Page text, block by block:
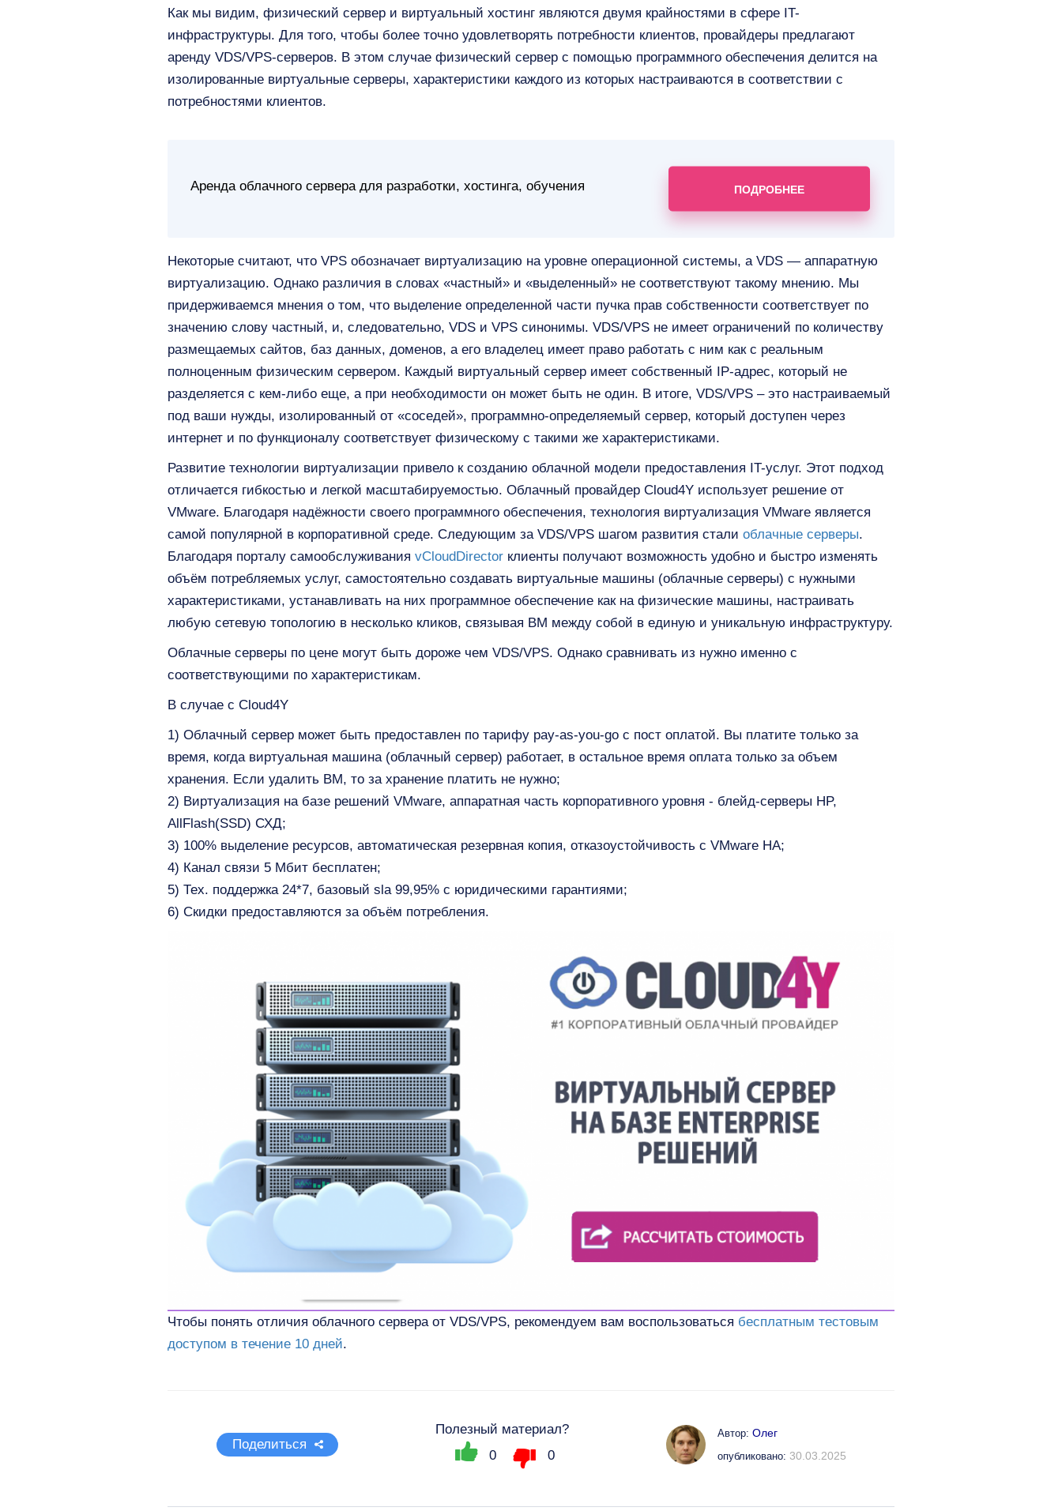
Как мы видим, физический сервер и виртуальный хостинг являются двумя крайностями в сфере IT-
инфраструктуры. Для того, чтобы более точно удовлетворять потребности клиентов, провайдеры предлагают
аренду VDS/VPS-серверов. В этом случае физический сервер с помощью программного обеспечения делится на
изолированные виртуальные серверы, характеристики каждого из которых настраиваются в соответствии с
потребностями клиентов.
Аренда облачного сервера для разработки, хостинга, обучения ПОДРОБНЕЕ
Некоторые считают, что VPS обозначает виртуализацию на уровне операционной системы, а VDS — аппаратную
виртуализацию. Однако различия в словах «частный» и «выделенный» не соответствуют такому мнению. Мы
придерживаемся мнения о том, что выделение определенной части пучка прав собственности соответствует по
значению слову частный, и, следовательно, VDS и VPS синонимы. VDS/VPS не имеет ограничений по количеству
размещаемых сайтов, баз данных, доменов, а его владелец имеет право работать с ним как с реальным
полноценным физическим сервером. Каждый виртуальный сервер имеет собственный IP-адрес, который не
разделяется с кем-либо еще, а при необходимости он может быть не один. В итоге, VDS/VPS – это настраиваемый
под ваши нужды, изолированный от «соседей», программно-определяемый сервер, который доступен через
интернет и по функционалу соответствует физическому с такими же характеристиками.
Развитие технологии виртуализации привело к созданию облачной модели предоставления IT-услуг. Этот подход
отличается гибкостью и легкой масштабируемостью. Облачный провайдер Cloud4Y использует решение от
VMware. Благодаря надёжности своего программного обеспечения, технология виртуализация VMware является
самой популярной в корпоративной среде. Следующим за VDS/VPS шагом развития стали облачные серверы.
Благодаря порталу самообслуживания vCloudDirector клиенты получают возможность удобно и быстро изменять
объём потребляемых услуг, самостоятельно создавать виртуальные машины (облачные серверы) с нужными
характеристиками, устанавливать на них программное обеспечение как на физические машины, настраивать
любую сетевую топологию в несколько кликов, связывая ВМ между собой в единую и уникальную инфраструктуру.
Облачные серверы по цене могут быть дороже чем VDS/VPS. Однако сравнивать из нужно именно с
соответствующими по характеристикам.
В случае с Cloud4Y
1) Облачный сервер может быть предоставлен по тарифу pay-as-you-go с пост оплатой. Вы платите только за
время, когда виртуальная машина (облачный сервер) работает, в остальное время оплата только за объем
хранения. Если удалить ВМ, то за хранение платить не нужно;
2) Виртуализация на базе решений VMware, аппаратная часть корпоративного уровня - блейд-серверы HP,
AllFlash(SSD) СХД;
3) 100% выделение ресурсов, автоматическая резервная копия, отказоустойчивость с VMware HA;
4) Канал связи 5 Мбит бесплатен;
5) Тех. поддержка 24*7, базовый sla 99,95% с юридическими гарантиями;
6) Скидки предоставляются за объём потребления.
Чтобы понять отличия облачного сервера от VDS/VPS, рекомендуем вам воспользоваться бесплатным тестовым
доступом в течение 10 дней.
Поделиться
Полезный материал?
0
0
Автор: Олег
опубликовано: 30.03.2025